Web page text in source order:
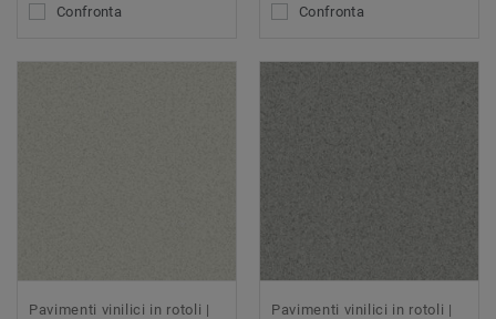
Confronta Confronta
Pavimenti vinilici in rotoli |
Pavimenti vinilici in rotoli |